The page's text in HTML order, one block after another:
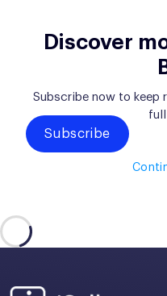
Discover
Subscribe now to keep
Subscribe